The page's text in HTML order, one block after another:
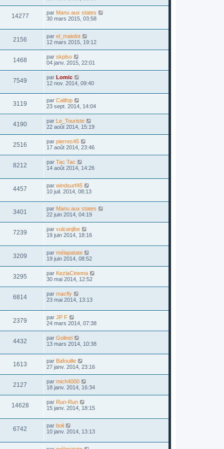
14277 par Manu aux states
30 mars 2015, 03:58
2156 par el_matelot
12 mars 2015, 19:12
1468 par skplso
04 janv. 2015, 22:01
7549 par Lomic
12 nov. 2014, 09:40
3119 par Califop
23 sept. 2014, 14:04
4190 par Le_Touriste
22 août 2014, 15:19
2516 par pierrec45
17 août 2014, 23:46
8212 par Tac Tac
14 août 2014, 14:26
4457 par windsurf45
10 juil. 2014, 08:13
3401 par Manu aux states
22 juin 2014, 04:19
7239 par vulcanjibe
19 juin 2014, 18:16
3209 par mélapatate
19 juin 2014, 08:52
3295 par KeziaCinema
30 mai 2014, 12:52
6814 par macfly
23 mai 2014, 13:13
2379 par JP F
24 mars 2014, 07:38
4432 par Golinel
13 mars 2014, 10:38
1613 par Bafouille
27 janv. 2014, 23:16
2127 par mich4000
18 janv. 2014, 16:34
14628 par Run-Run
15 janv. 2014, 18:15
6742 par boli
10 janv. 2014, 13:13